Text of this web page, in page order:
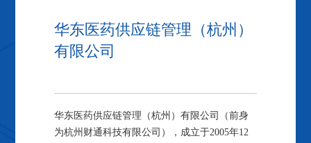
华东医药供应链管理（杭州）
有限公司
华东医药供应链管理（杭州）有限公司（前身
为杭州财通科技有限公司），成立于2005年12